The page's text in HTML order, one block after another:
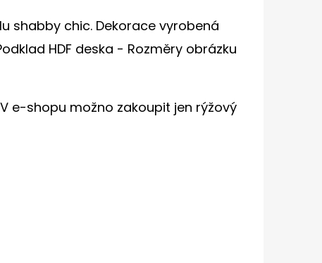
shabby chic. Dekorace vyrobená
HDF deska - Rozměry obrázku
V e-shopu možno zakoupit jen rýžový